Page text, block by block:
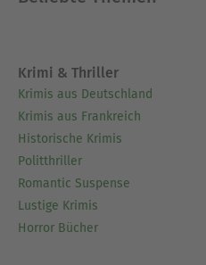
Krimi & Thriller
Krimis aus Deutschland
Krimis aus Frankreich
Historische Krimis
Politthriller
Romantic Suspense
Lustige Krimis
Horror Bücher